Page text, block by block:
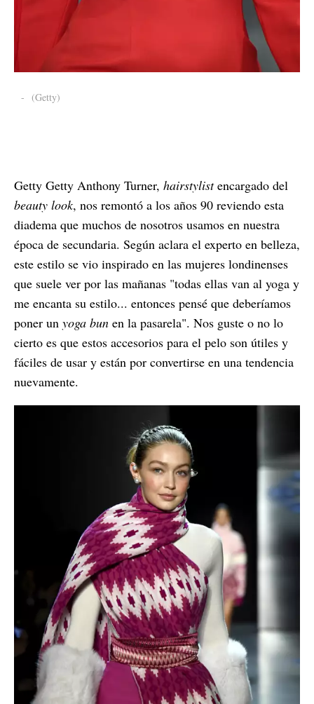
- (Getty)
Getty Getty Anthony Turner, hairstylistencargado del
beauty look, nos remontó a los años 90 reviendo esta
diadema que muchos de nosotros usamos en nuestra
época de secundaria. Según aclara el experto en belleza,
este estilo se vio inspirado en las mujeres londinenses
que suele ver por las mañanas "todas ellas van al yoga y
me encanta su estilo... entonces pensé que deberíamos
poner un yoga bun en la pasarela". Nos guste o no lo
cierto es que estos accesorios para el pelo son útiles y
fáciles de usar y están por convertirse en una tendencia
nuevamente.